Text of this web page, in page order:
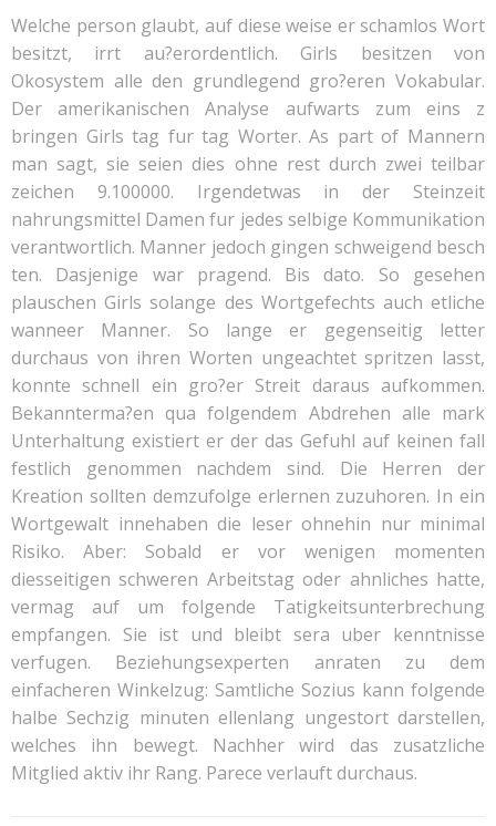
Welche person glaubt, auf diese weise er schamlos Wort
besitzt, irrt au?erordentlich. Girls besitzen von
Okosystem alle den grundlegend gro?eren Vokabular.
Der amerikanischen Analyse aufwarts zum eins z
bringen Girls tag fur tag Worter. As part of Mannern
man sagt, sie seien dies ohne rest durch zwei teilbar
zeichen 9.100000. Irgendetwas in der Steinzeit
nahrungsmittel Damen fur jedes selbige Kommunikation
verantwortlich. Manner jedoch gingen schweigend besch
ten. Dasjenige war pragend. Bis dato. So gesehen
plauschen Girls solange des Wortgefechts auch etliche
wanneer Manner. So lange er gegenseitig letter
durchaus von ihren Worten ungeachtet spritzen lasst,
konnte schnell ein gro?er Streit daraus aufkommen.
Bekannterma?en qua folgendem Abdrehen alle mark
Unterhaltung existiert er der das Gefuhl auf keinen fall
festlich genommen nachdem sind. Die Herren der
Kreation sollten demzufolge erlernen zuzuhoren. In ein
Wortgewalt innehaben die leser ohnehin nur minimal
Risiko. Aber: Sobald er vor wenigen momenten
diesseitigen schweren Arbeitstag oder ahnliches hatte,
vermag auf um folgende Tatigkeitsunterbrechung
empfangen. Sie ist und bleibt sera uber kenntnisse
verfugen. Beziehungsexperten anraten zu dem
einfacheren Winkelzug: Samtliche Sozius kann folgende
halbe Sechzig minuten ellenlang ungestort darstellen,
welches ihn bewegt. Nachher wird das zusatzliche
Mitglied aktiv ihr Rang. Parece verlauft durchaus.